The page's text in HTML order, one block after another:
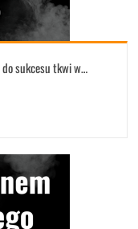
do sukcesu tkwi w…